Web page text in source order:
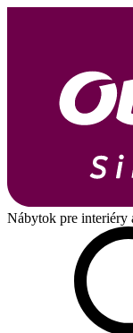
Nábytok pre interiéry